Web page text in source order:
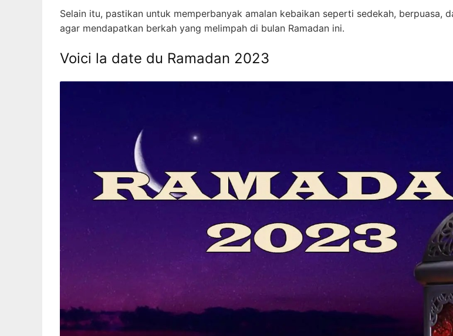
Selain itu, pastikan untuk memperbanyak amalan kebaikan seperti sedekah, berpuasa,
agar mendapatkan berkah yang melimpah di bulan Ramadan ini.
Voici la date du Ramadan 2023